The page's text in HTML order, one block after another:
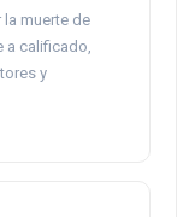
muerte de
a calificado,
y